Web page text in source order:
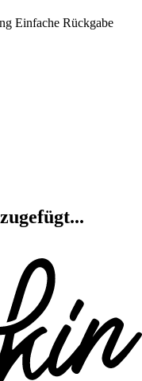
Einfache Rückgabe